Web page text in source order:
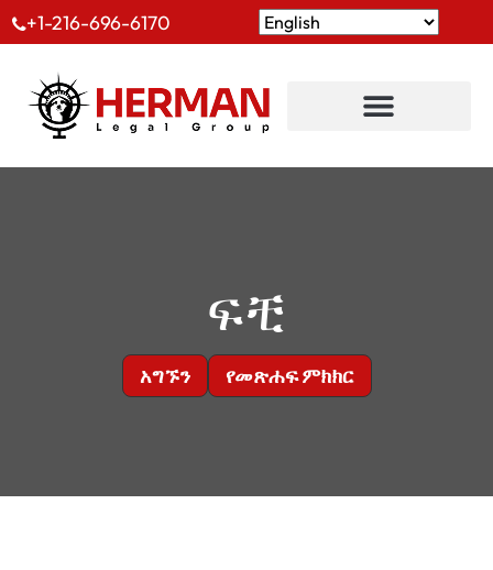
+1-216-696-6170
ፍቺ
አግኙን የመጽሐፍ ምክክር